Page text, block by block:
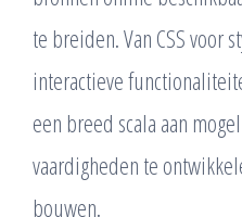
te breiden. Van CSS voor
interactieve
een breed scala aan
vaardigheden te
bouwen.